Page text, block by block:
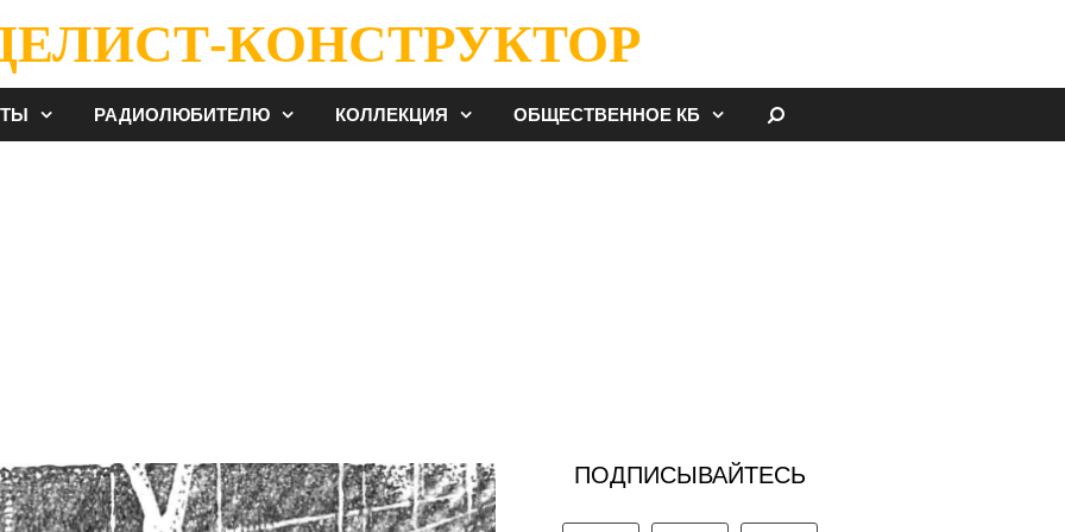
КОНСТРУКТОР
РАДИОЛЮБИТЕЛЮ КОЛЛЕКЦИЯ ОБЩЕСТВЕННОЕ КБ
ПОДПИСЫВАЙТЕСЬ